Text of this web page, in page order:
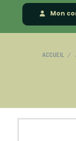
Mon
ACCUEIL